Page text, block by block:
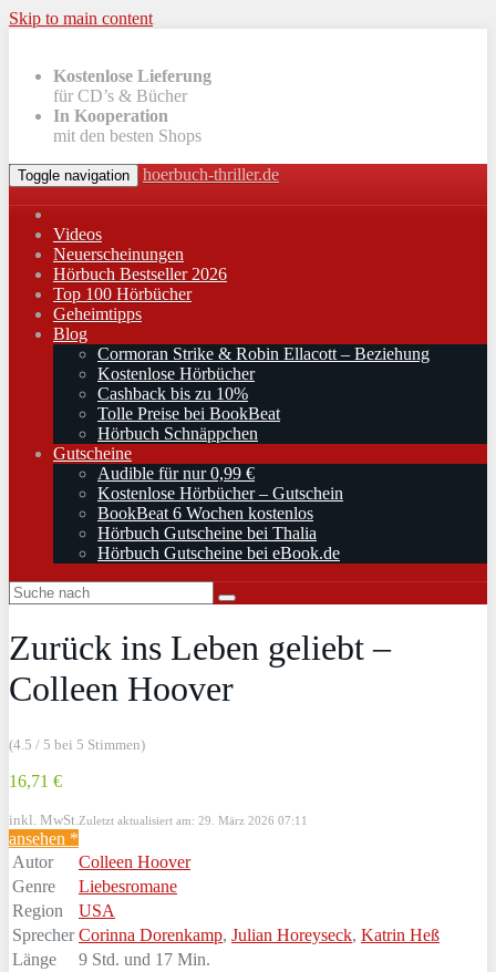
Skip to main content
Kostenlose Lieferung
für CD’s & Bücher
In Kooperation
mit den besten Shops
Toggle navigation hoerbuch-thriller.de
Videos
Neuerscheinungen
Hörbuch Bestseller 2026
Top 100 Hörbücher
Geheimtipps
Blog
Cormoran Strike & Robin Ellacott – Beziehung
Kostenlose Hörbücher
Cashback bis zu 10%
Tolle Preise bei BookBeat
Hörbuch Schnäppchen
Gutscheine
Audible für nur 0,99 €
Kostenlose Hörbücher – Gutschein
BookBeat 6 Wochen kostenlos
Hörbuch Gutscheine bei Thalia
Hörbuch Gutscheine bei eBook.de
Zurück ins Leben geliebt –
Colleen Hoover
(4.5 / 5 bei 5 Stimmen)
16,71 €
inkl. MwSt. Zuletzt aktualisiert am: 29. März 2026 07:11
ansehen *
Autor
Colleen Hoover
Genre
Liebesromane
Region
USA
Sprecher Corinna Dorenkamp, Julian Horeyseck, Katrin Heß
Länge
9 Std. und 17 Min.